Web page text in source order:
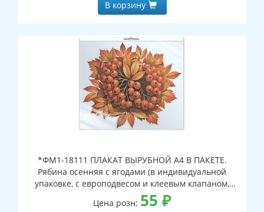
В корзину
*ФМ1-18111 ПЛАКАТ ВЫРУБНОЙ А4 В ПАКЕТЕ.
Рябина осенняя с ягодами (в индивидуальной
упаковке, с европодвесом и клеевым клапаном,
двухсторонний, ВД-лак)
Цена розн: 55 ₽